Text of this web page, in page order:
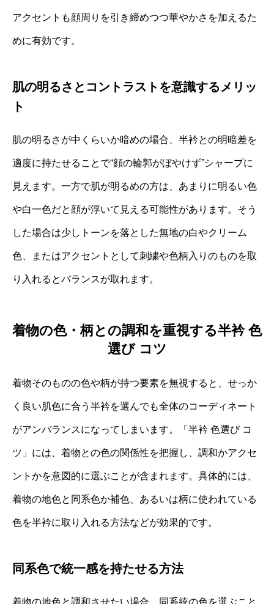
アクセントも顔周りを引き締めつつ華やかさを加えるた
めに有効です。
肌の明るさとコントラストを意識するメリッ
ト
肌の明るさが中くらいか暗めの場合、半衿との明暗差を
適度に持たせることで“顔の輪郭がぼやけず”シャープに
見えます。一方で肌が明るめの方は、あまりに明るい色
や白一色だと顔が浮いて見える可能性があります。そう
した場合は少しトーンを落とした無地の白やクリーム
色、またはアクセントとして刺繍や色柄入りのものを取
り入れるとバランスが取れます。
着物の色・柄との調和を重視する半衿 色
選び コツ
着物そのものの色や柄が持つ要素を無視すると、せっか
く良い肌色に合う半衿を選んでも全体のコーディネート
がアンバランスになってしまいます。「半衿 色選び コ
ツ」には、着物との色の関係性を把握し、調和かアクセ
ントかを意図的に選ぶことが含まれます。具体的には、
着物の地色と同系色か補色、あるいは柄に使われている
色を半衿に取り入れる方法などが効果的です。
同系色で統一感を持たせる方法